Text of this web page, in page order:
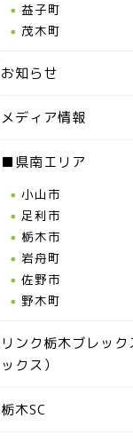
益子町
茂木町
お知らせ
メディア情報
■県南エリア
小山市
足利市
栃木市
岩舟町
佐野市
野木町
リンク栃木ブレッ
ックス）
栃木SC